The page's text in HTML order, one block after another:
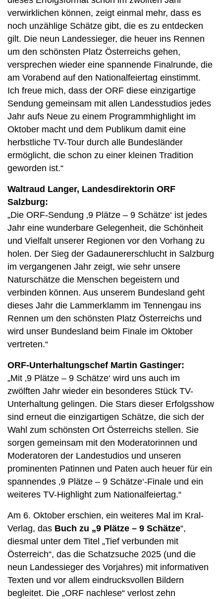
verwirklichen können, zeigt einmal mehr, dass es
noch unzählige Schätze gibt, die es zu entdecken
gilt. Die neun Landessieger, die heuer ins Rennen
um den schönsten Platz Österreichs gehen,
versprechen wieder eine spannende Finalrunde, die
am Vorabend auf den Nationalfeiertag einstimmt.
Ich freue mich, dass der ORF diese einzigartige
Sendung gemeinsam mit allen Landesstudios jedes
Jahr aufs Neue zu einem Programmhighlight im
Oktober macht und dem Publikum damit eine
herbstliche TV-Tour durch alle Bundesländer
ermöglicht, die schon zu einer kleinen Tradition
geworden ist.“
Waltraud Langer, Landesdirektorin ORF
Salzburg:
„Die ORF-Sendung ‚9 Plätze – 9 Schätze‘ ist jedes
Jahr eine wunderbare Gelegenheit, die Schönheit
und Vielfalt unserer Regionen vor den Vorhang zu
holen. Der Sieg der Gadaunererschlucht in Salzburg
im vergangenen Jahr zeigt, wie sehr unsere
Naturschätze die Menschen begeistern und
verbinden können. Aus unserem Bundesland geht
dieses Jahr die Lammerklamm im Tennengau ins
Rennen um den schönsten Platz Österreichs und
wird unser Bundesland beim Finale im Oktober
vertreten.“
ORF-Unterhaltungschef Martin Gastinger:
„Mit ‚9 Plätze – 9 Schätze‘ wird uns auch im
zwölften Jahr wieder ein besonderes Stück TV-
Unterhaltung gelingen. Die Stars dieser Erfolgsshow
sind erneut die einzigartigen Schätze, die sich der
Wahl zum schönsten Ort Österreichs stellen. Sie
sorgen gemeinsam mit den Moderatorinnen und
Moderatoren der Landestudios und unseren
prominenten Patinnen und Paten auch heuer für ein
spannendes ‚9 Plätze – 9 Schätze‘-Finale und ein
weiteres TV-Highlight zum Nationalfeiertag.“
Am 6. Oktober erschien, ein weiteres Mal im Kral-
Verlag, das Buch zu „9 Plätze – 9 Schätze“,
diesmal unter dem Titel „Tief verbunden mit
Österreich“, das die Schatzsuche 2025 (und die
neun Landessieger des Vorjahres) mit informativen
Texten und vor allem eindrucksvollen Bildern
begleitet. Die „ORF nachlese“ verlost zehn